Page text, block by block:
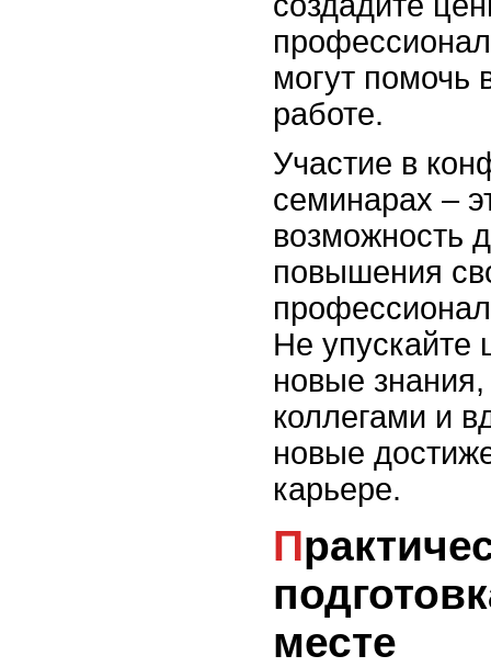
могут помочь
работе.
Участие в
семинарах –
возможность
повышения
Не упускайте
новые
коллегами и
новые
карьере.
Практическая
месте